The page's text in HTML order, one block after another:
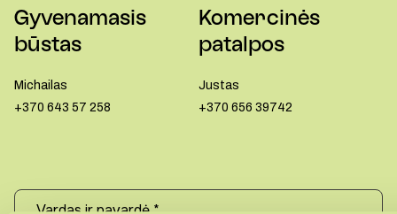
Gyvenamasis
būstas
Michailas
+370 643 57 258
Komercinės
patalpos
Justas
+370 656 39742